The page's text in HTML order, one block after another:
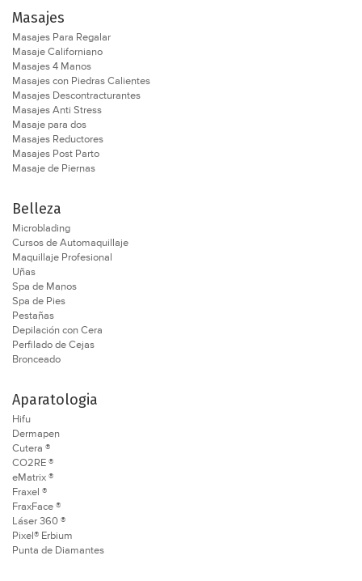
entrenados en las técnicas de aplicación y realización de
diferentes tratamientos que hoy existen en el mercado.
Consulta a todos los especialistas en línea que realizan
Tratamientos para Arrugas - Y elegí tu mejor opción
Masajes
Masajes Para Regalar
Masaje Californiano
Masajes 4 Manos
Masajes con Piedras Calientes
Masajes Descontracturantes
Masajes Anti Stress
Masaje para dos
Masajes Reductores
Masajes Post Parto
Masaje de Piernas
Belleza
Microblading
Cursos de Automaquillaje
Maquillaje Profesional
Uñas
Spa de Manos
Spa de Pies
Pestañas
Depilación con Cera
Perfilado de Cejas
Bronceado
Aparatologia
Hifu
Dermapen
Cutera ®
CO2RE ®
eMatrix ®
Fraxel ®
FraxFace ®
Láser 360 ®
Pixel® Erbium
Punta de Diamantes